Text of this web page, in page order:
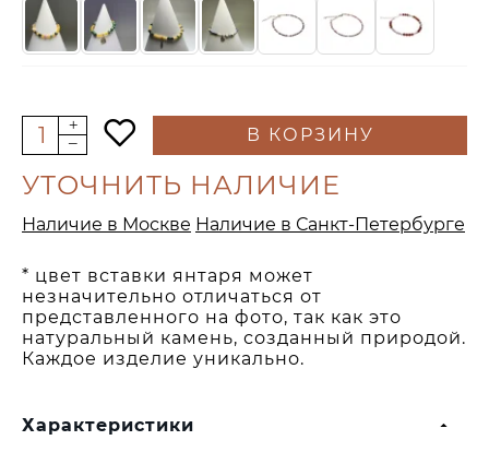
В КОРЗИНУ
* цвет вставки янтаря может
незначительно отличаться от
представленного на фото, так как это
натуральный камень, созданный природой.
Каждое изделие уникально.
Характеристики
УТОЧНИТЬ НАЛИЧИЕ
Наличие в Москве Наличие в Санкт-Петербурге